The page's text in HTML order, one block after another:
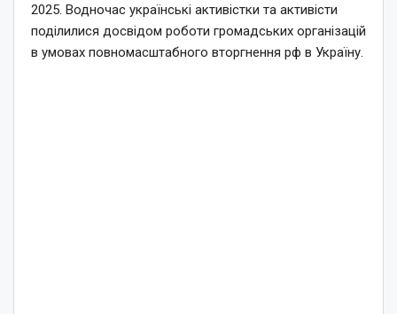
2025. Водночас українські активістки та активісти
поділилися досвідом роботи громадських організацій
в умовах повномасштабного вторгнення рф в Україну.